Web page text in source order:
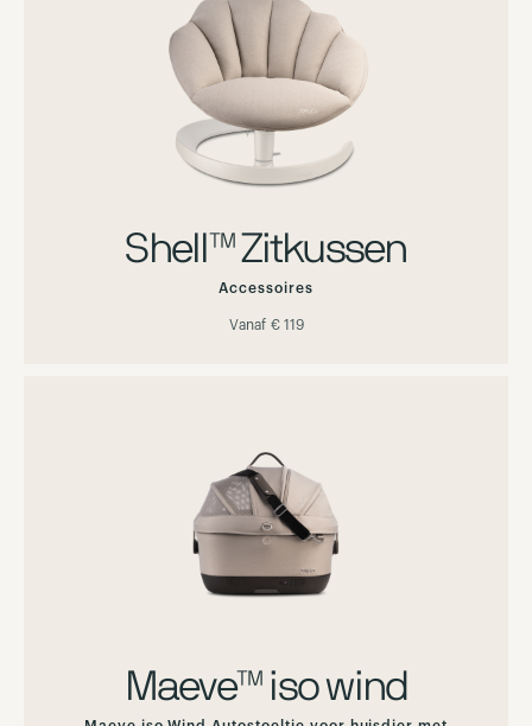
Shell™ Zitkussen
Accessoires
Vanaf € 119
Maeve™ iso wind